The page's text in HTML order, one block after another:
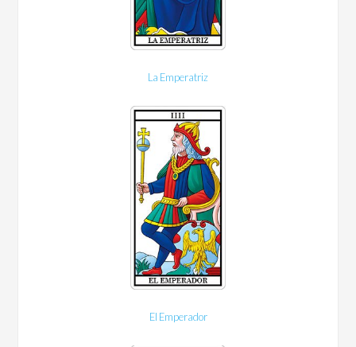
La Emperatriz
El Emperador